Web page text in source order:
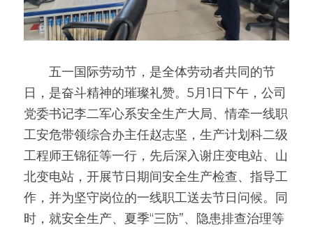
五一国际劳动节，是全体劳动者共同的节
日，是奋斗精神的璀璨礼赞。5月1日下午，公司
党委书记李二军心系安全生产大局、情牵一线职
工安危带领综合办主任赵志坚，生产计划科二级
工程师王锦征等一行，先后深入谢庄变电站、山
北变电站，开展节日期间安全生产检查、指导工
作，并为坚守岗位的一线职工送去节日问候。同
时，就安全生产、夏季“三防”、隐患排查治理等